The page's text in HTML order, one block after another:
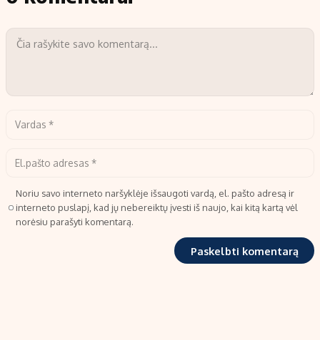
Noriu savo interneto naršyklėje išsaugoti vardą, el. pašto adresą ir
interneto puslapį, kad jų nebereiktų įvesti iš naujo, kai kitą kartą vėl
norėsiu parašyti komentarą.